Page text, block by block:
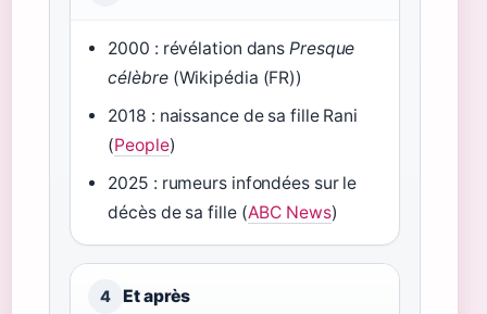
2000 : révélation dansPresque
célèbre(Wikipédia (FR))
2018 : naissance de sa fille Rani
(People)
2025 : rumeurs infondées sur le
décès de sa fille (ABC News)
4 Et après